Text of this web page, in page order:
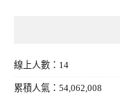
線上人數：14
累積人氣：54,062,008